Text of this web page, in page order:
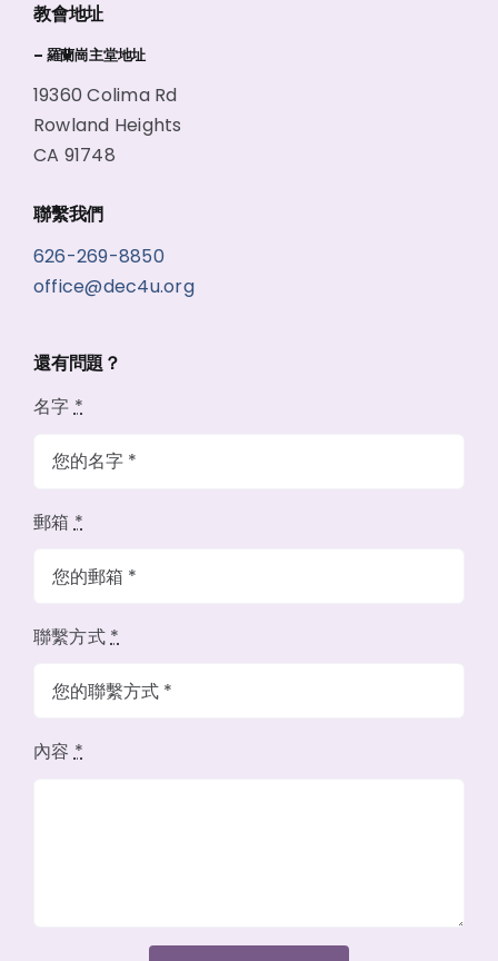
教會地址
– 羅蘭崗主堂地址
19360 Colima Rd
Rowland Heights
CA 91748
聯繫我們
626-269-8850
office@dec4u.org
還有問題？
名字*
郵箱*
聯繫方式*
內容*